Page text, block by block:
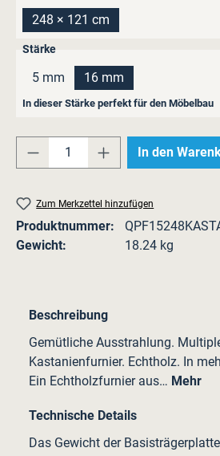
248 × 121 cm
Stärkeauswählen
5 mm 16 mm
In dieser Stärke perfekt für den Möbelbau
Produkt Anzahl: Gib den
In den
Zum Merkzettel hinzufügen
Produktnummer:
Gewicht:
18.24 kg
Beschreibung
Gemütliche Ausstrahlung.
Kastanienfurnier. Echtholz. In
Ein Echtholzfurnier aus… Mehr
Technische Details
Das Gewicht der